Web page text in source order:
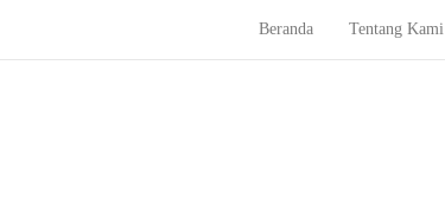
Beranda Tentang Kami